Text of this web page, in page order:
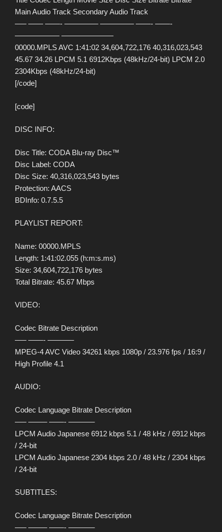
Main Audio Track Secondary Audio Track
—– —— ——- ————– ————– ——- ——-
—————— ———————
00000.MPLS AVC 1:41:02 34,604,722,176 40,316,023,543
45.67 34.26 LPCM 5.1 6912Kbps (48kHz/24-bit) LPCM 2.0
2304Kbps (48kHz/24-bit)
[/code]
[code]
DISC INFO:
Disc Title: CODA Blu-ray Disc™
Disc Label: CODA
Disc Size: 40,316,023,543 bytes
Protection: AACS
BDInfo: 0.7.5.5
PLAYLIST REPORT:
Name: 00000.MPLS
Length: 1:41:02.055 (h:m:s.ms)
Size: 34,604,722,176 bytes
Total Bitrate: 45.67 Mbps
VIDEO:
Codec Bitrate Description
—– ——- ———–
MPEG-4 AVC Video 34261 kbps 1080p / 23.976 fps / 16:9 /
High Profile 4.1
AUDIO:
Codec Language Bitrate Description
—– ——– ——- ———–
LPCM Audio Japanese 6912 kbps 5.1 / 48 kHz / 6912 kbps
/ 24-bit
LPCM Audio Japanese 2304 kbps 2.0 / 48 kHz / 2304 kbps
/ 24-bit
SUBTITLES:
Codec Language Bitrate Description
—– ——– ——- ———–